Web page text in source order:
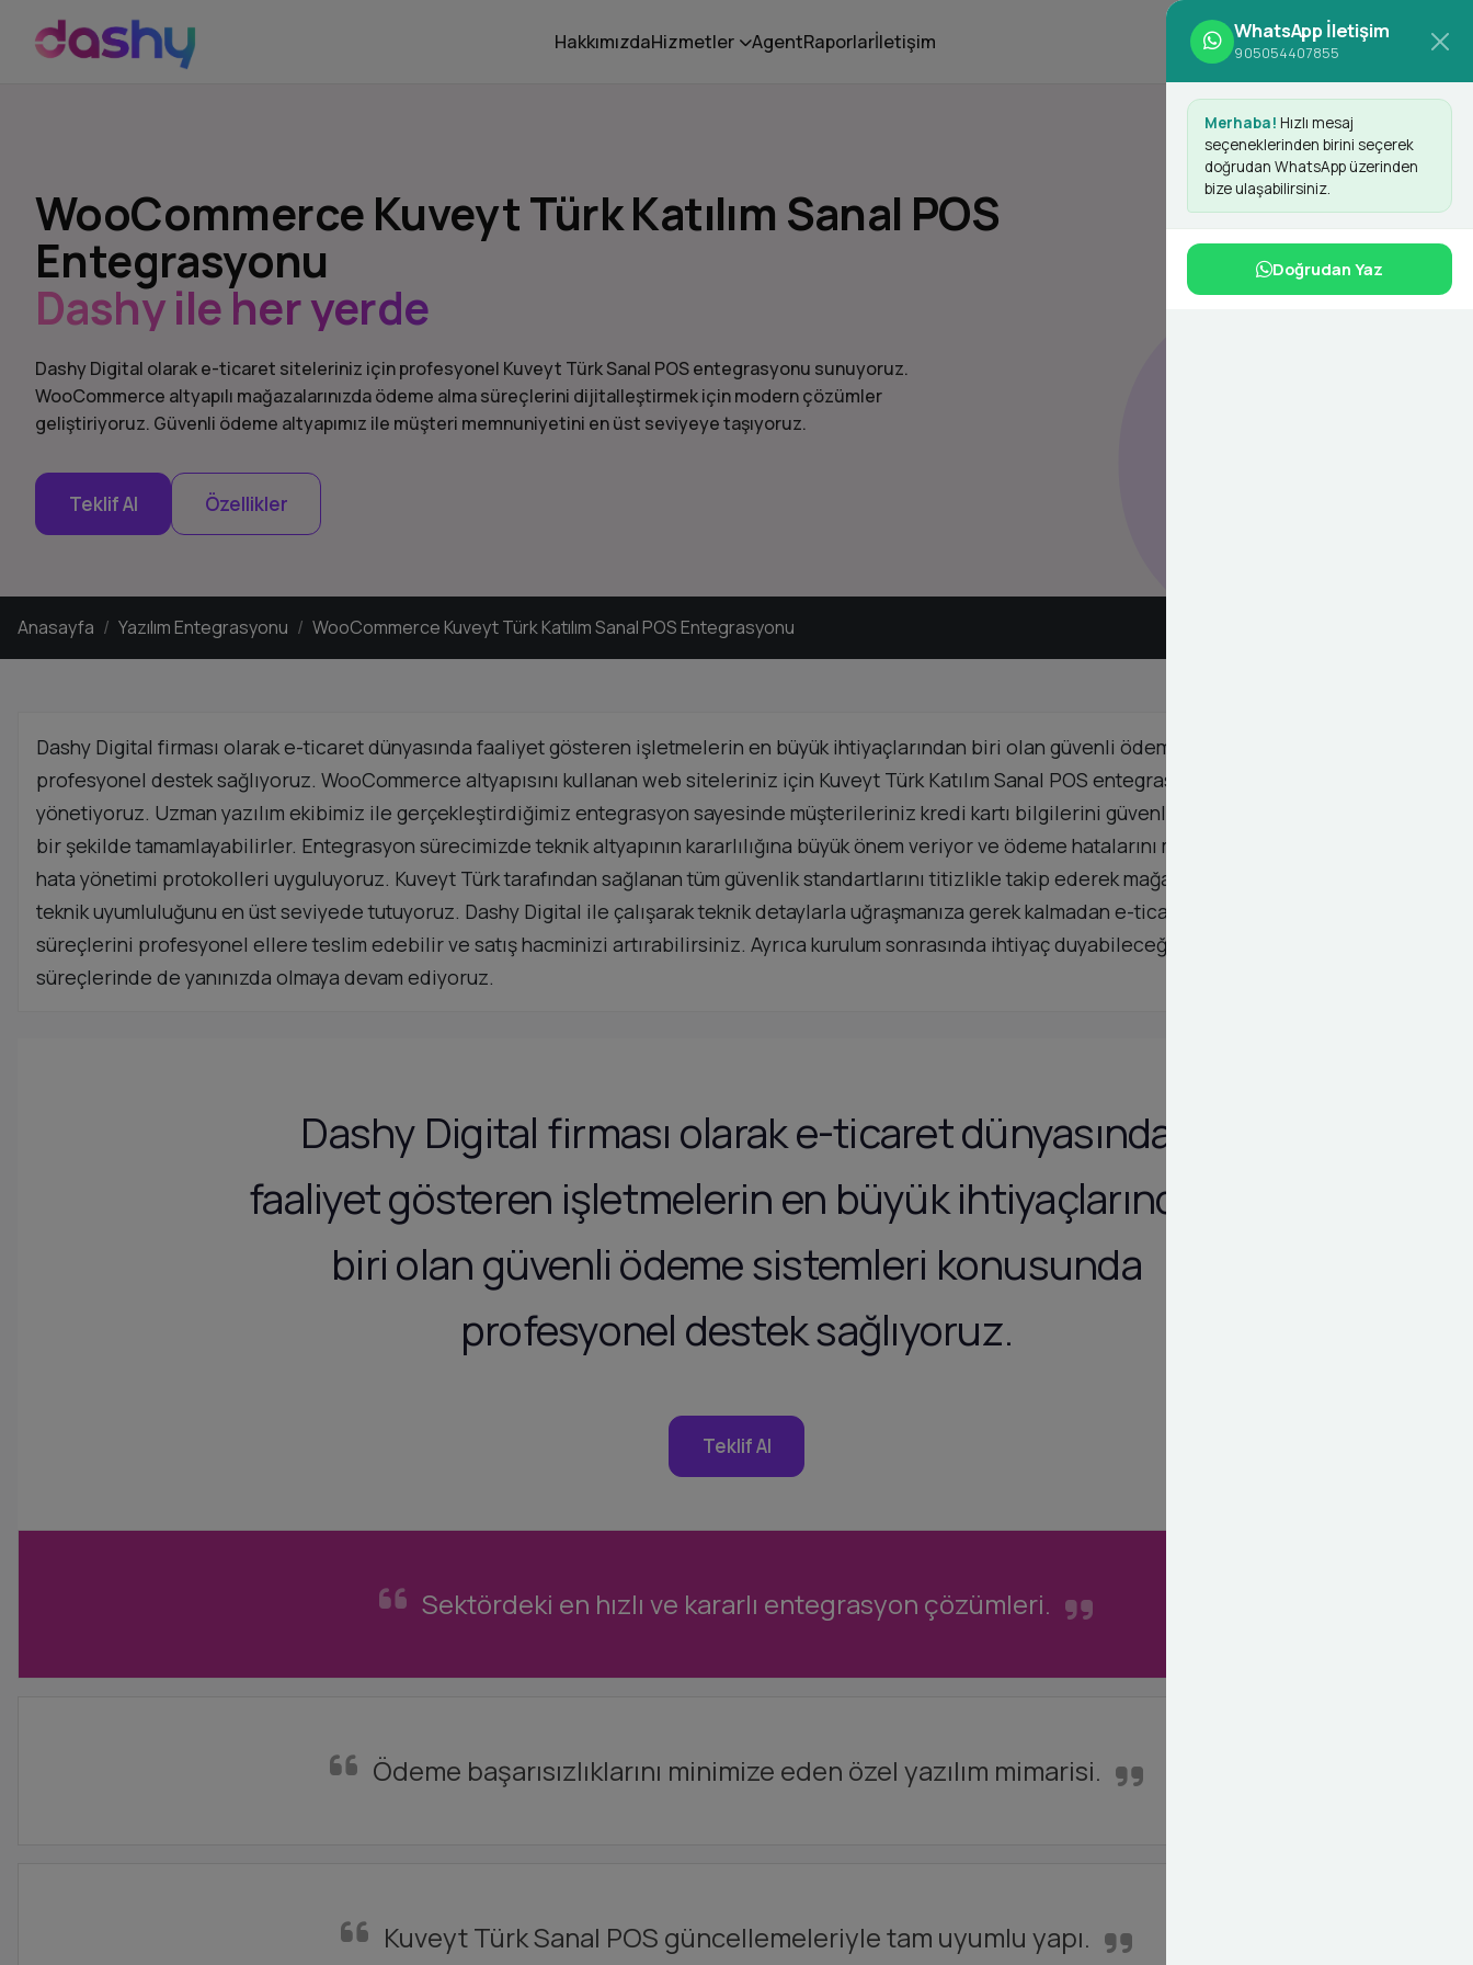
HakkımızdaHizmetler AgentRaporlarİletişim Giriş Yap Kayıt Ol
WooCommerce Kuveyt Türk Katılım Sanal POS
Entegrasyonu
Dashy ile her yerde
Dashy Digital olarak e-ticaret siteleriniz için profesyonel Kuveyt Türk Sanal POS entegrasyonu sunuyoruz.
WooCommerce altyapılı mağazalarınızda ödeme alma süreçlerini dijitalleştirmek için modern çözümler
geliştiriyoruz. Güvenli ödeme altyapımız ile müşteri memnuniyetini en üst seviyeye taşıyoruz.
Teklif Al Özellikler d
Anasayfa Yazılım Entegrasyonu WooCommerce Kuveyt Türk Katılım Sanal POS Entegrasyonu
Dashy Digital firması olarak e-ticaret dünyasında faaliyet gösteren işletmelerin en büyük ihtiyaçlarından biri olan güvenli ödeme sistemleri konusunda
profesyonel destek sağlıyoruz. WooCommerce altyapısını kullanan web siteleriniz için Kuveyt Türk Katılım Sanal POS entegrasyonu sürecini uçtan uca
yönetiyoruz. Uzman yazılım ekibimiz ile gerçekleştirdiğimiz entegrasyon sayesinde müşterileriniz kredi kartı bilgilerini güvenle girerek alışverişlerini hızlı
bir şekilde tamamlayabilirler. Entegrasyon sürecimizde teknik altyapının kararlılığına büyük önem veriyor ve ödeme hatalarını minimize etmek için ileri düzey
hata yönetimi protokolleri uyguluyoruz. Kuveyt Türk tarafından sağlanan tüm güvenlik standartlarını titizlikle takip ederek mağazanızın hem yasal hem de
teknik uyumluluğunu en üst seviyede tutuyoruz. Dashy Digital ile çalışarak teknik detaylarla uğraşmanıza gerek kalmadan e-ticaret sitenizin ödeme
süreçlerini profesyonel ellere teslim edebilir ve satış hacminizi artırabilirsiniz. Ayrıca kurulum sonrasında ihtiyaç duyabileceğiniz teknik destek
süreçlerinde de yanınızda olmaya devam ediyoruz.
Dashy Digital firması olarak e-ticaret dünyasında
faaliyet gösteren işletmelerin en büyük ihtiyaçlarından
biri olan güvenli ödeme sistemleri konusunda
profesyonel destek sağlıyoruz.
Teklif Al
Sektördeki en hızlı ve kararlı entegrasyon çözümleri.
Ödeme başarısızlıklarını minimize eden özel yazılım mimarisi.
Kuveyt Türk Sanal POS güncellemeleriyle tam uyumlu yapı.
WhatsApp İletişim
905054407855
Merhaba! Hızlı mesaj
seçeneklerinden birini seçerek
doğrudan WhatsApp üzerinden
bize ulaşabilirsiniz.
Doğrudan Yaz